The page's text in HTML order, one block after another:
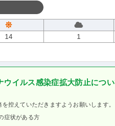
14 1
ウイルス感染症拡大防止につ
控えていただきますようお願いします。
症状がある方